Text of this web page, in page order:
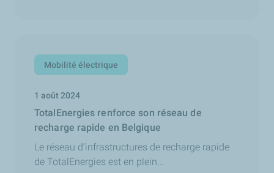
Mobilité électrique
1 août 2024
TotalEnergies renforce son réseau de
recharge rapide en Belgique
Le réseau d’infrastructures de recharge rapide
de TotalEnergies est en plein...